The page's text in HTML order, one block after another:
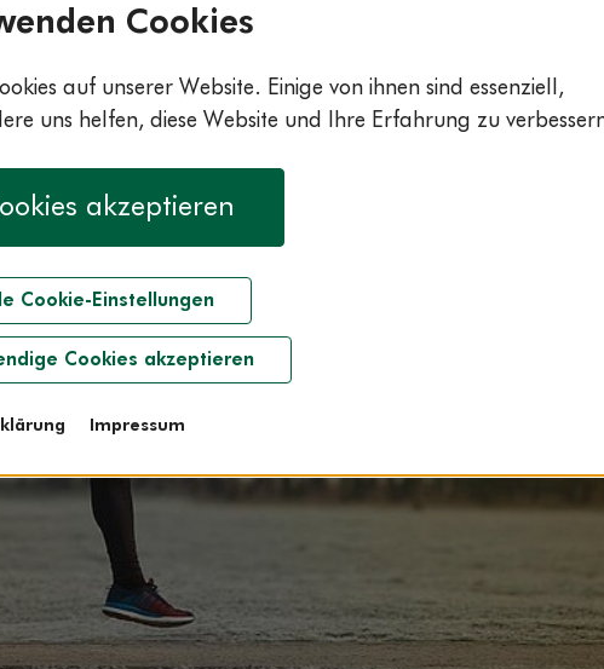
Cookies
auf unserer Website. Einige von ihnen sind essenziell,
uns helfen, diese Website und Ihre Erfahrung zu
akzeptieren
Cookie-Einstellungen
Cookies akzeptieren
Impressum